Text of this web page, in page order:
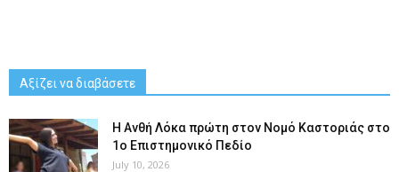
Αξίζει να διαβάσετε
Η Ανθή Λόκα πρώτη στον Νομό Καστοριάς στο
1ο Επιστημονικό Πεδίο
July 10, 2026